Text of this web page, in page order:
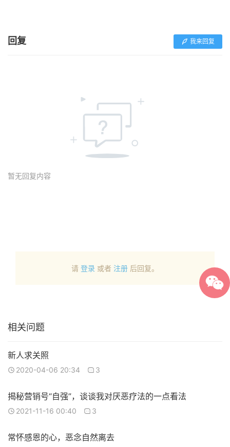
回复 我来回复
暂无回复内容
请 登录 或者 注册 后回复。
相关问题
新人求关照
2020-04-06 20:34 3
揭秘营销号“自强”，谈谈我对厌恶疗法的一点看法
2021-11-16 00:40 3
常怀感恩的心，恶念自然离去